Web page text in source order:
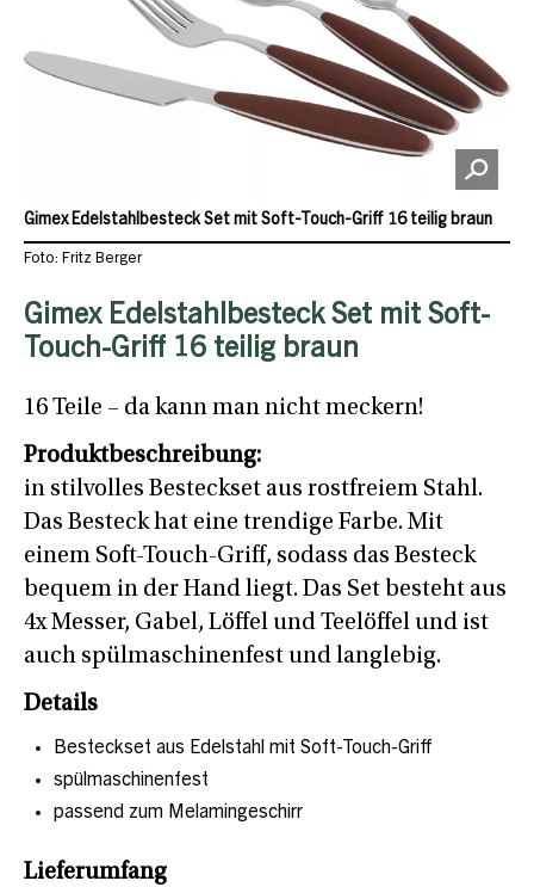
Gimex Edelstahlbesteck Set mit Soft-Touch-Griff 16 teilig braun
Foto: Fritz Berger
Gimex Edelstahlbesteck Set mit Soft-
Touch-Griff 16 teilig braun
16 Teile – da kann man nicht meckern!
Produktbeschreibung:
in stilvolles Besteckset aus rostfreiem Stahl.
Das Besteck hat eine trendige Farbe. Mit
einem Soft-Touch-Griff, sodass das Besteck
bequem in der Hand liegt. Das Set besteht aus
4x Messer, Gabel, Löffel und Teelöffel und ist
auch spülmaschinenfest und langlebig.
Details
Besteckset aus Edelstahl mit Soft-Touch-Griff
spülmaschinenfest
passend zum Melamingeschirr
Lieferumfang